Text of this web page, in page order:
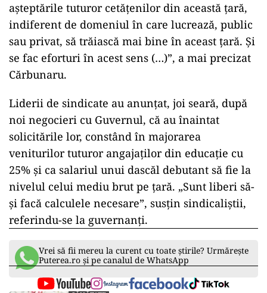
aşteptările tuturor cetăţenilor din această ţară,
indiferent de domeniul în care lucrează, public
sau privat, să trăiască mai bine în aceast ţară. Şi
se fac eforturi în acest sens (…)”, a mai precizat
Cărbunaru.
Liderii de sindicate au anunţat, joi seară, după
noi negocieri cu Guvernul, că au înaintat
solicitările lor, constând în majorarea
veniturilor tuturor angajaţilor din educaţie cu
25% şi ca salariul unui dascăl debutant să fie la
nivelul celui mediu brut pe ţară. „Sunt liberi să-
şi facă calculele necesare”, susţin sindicaliştii,
referindu-se la guvernanţi.
Vrei să fii mereu la curent cu toate știrile? Urmărește
Puterea.ro și pe canalul de WhatsApp